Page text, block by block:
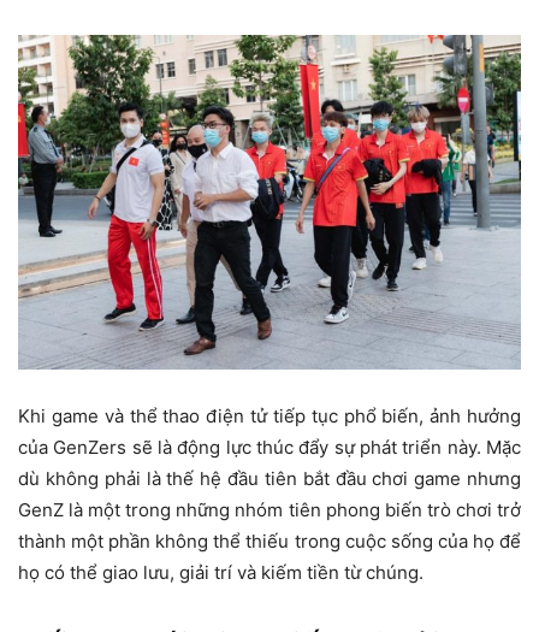
Khi game và thể thao điện tử tiếp tục phổ biến, ảnh hưởng
của GenZers sẽ là động lực thúc đẩy sự phát triển này. Mặc
dù không phải là thế hệ đầu tiên bắt đầu chơi game nhưng
GenZ là một trong những nhóm tiên phong biến trò chơi trở
thành một phần không thể thiếu trong cuộc sống của họ để
họ có thể giao lưu, giải trí và kiếm tiền từ chúng.